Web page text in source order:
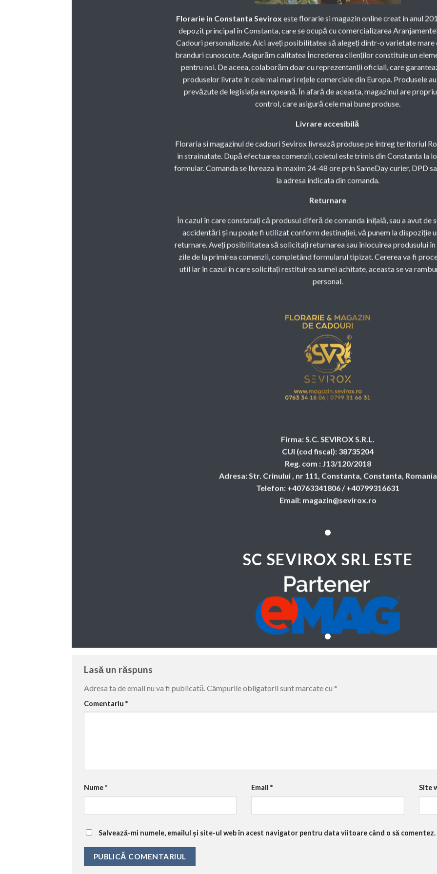
Florarie in Constanta Sevirox este florarie si magazin online creat in anul
depozit principal în Constanta, care se ocupă cu comercializarea
Cadouri personalizate. Aici aveți posibilitatea să alegeți dintr-o varietate mare
branduri cunoscute. Asigurăm calitatea Încrederea clienților constituie un
pentru noi. De aceea, colaborăm doar cu reprezentanții oficiali, care
produselor livrate în cele mai mari rețele comerciale din Europa. Produsele
prevăzute de legislația europeană. În afară de aceasta, magazinul are
control, care asigură cele mai bune produse.
Livrare accesibilă
Floraria si magazinul de cadouri Sevirox livrează produse pe întreg teritoriul
in strainatate. După efectuarea comenzii, coletul este trimis din Constanta la
formular. Comanda se livreaza in maxim 24-48 ore prin SameDay curier, DPD
la adresa indicata din comanda.
Returnare
În cazul în care constatați că produsul diferă de comanda inițală, sau a avut de
accidentări și nu poate fi utilizat conform destinației, vă punem la dispoziție
returnare. Aveți posibilitatea să solicitați returnarea sau înlocuirea produsului
zile de la primirea comenzii, completând formularul tipizat. Cererea va fi
util iar în cazul în care solicitați restituirea sumei achitate, aceasta se va
personal.
Firma: S.C. SEVIROX S.R.L.
CUI (cod fiscal): 38735204
Reg. com : J13/120/2018
Adresa: Str. Crinului , nr 111, Constanta, Constanta, Romania
Telefon: +40763341806 / +40799316631
Email: magazin@sevirox.ro
SC SEVIROX SRL ESTE
Lasă un răspuns
Adresa ta de email nu va fi publicată. Câmpurile obligatorii sunt marcate cu *
Comentariu *
Nume* Email* Site
Salvează-mi numele, emailul și site-ul web în acest navigator pentru data viitoare când o să comentez.